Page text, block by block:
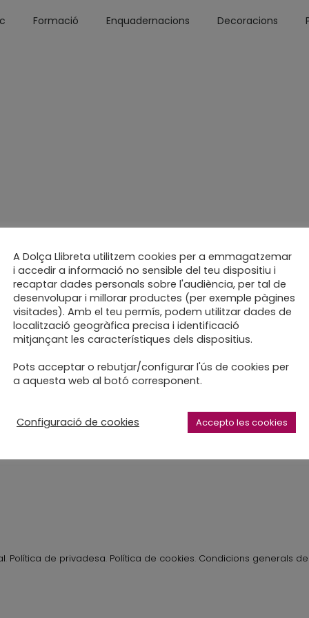
Formació Enquadernacions Decoracions
nou truca a la porta
. Política de privadesa. Política de cookies. Condicions generals
A Dolça Llibreta utilitzem cookies per a emmagatzemar
i accedir a informació no sensible del teu dispositiu i
recaptar dades personals sobre l'audiència, per tal de
desenvolupar i millorar productes (per exemple pàgines
visitades). Amb el teu permís, podem utilitzar dades de
localització geogràfica precisa i identificació
mitjançant les característiques dels dispositius.
Pots acceptar o rebutjar/configurar l'ús de cookies per
a aquesta web al botó corresponent.
Configuració de cookies Accepto les cookies